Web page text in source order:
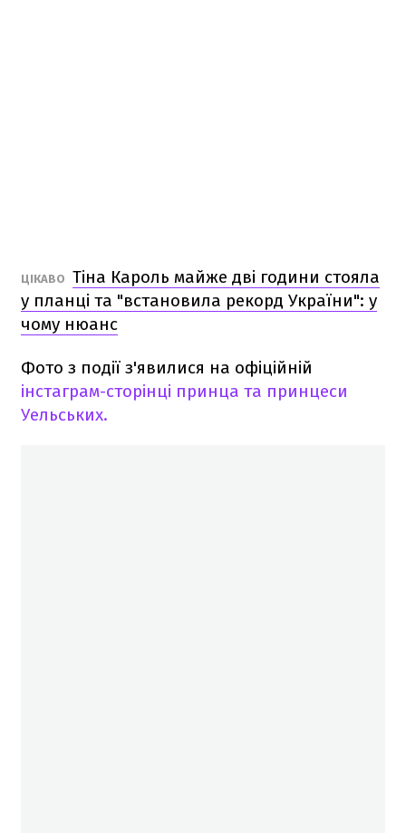
ЦІКАВО Тіна Кароль майже дві години стояла
у планці та "встановила рекорд України": у
чому нюанс
Фото з події з'явилися на офіційній
інстаграм-сторінці принца та принцеси
Уельських.